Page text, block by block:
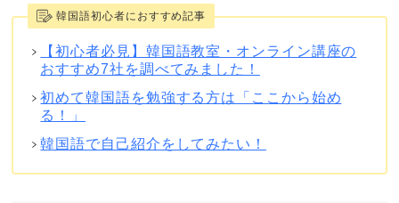
韓国語初心者におすすめ記事
【初心者必見】韓国語教室・オンライン講座の
おすすめ7社を調べてみました！
初めて韓国語を勉強する方は「ここから始め
る！」
韓国語で自己紹介をしてみたい！